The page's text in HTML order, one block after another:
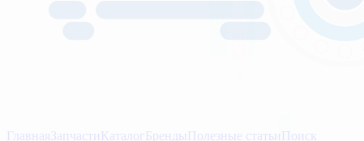
Главная Запчасти КаталогБренды Полезные статьи Поиск